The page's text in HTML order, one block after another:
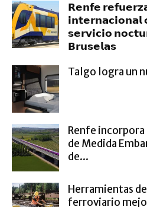
𝗥𝗲𝗻𝗳𝗲
𝘀𝗲𝗿𝘃𝗶𝗰𝗶𝗼
𝗕𝗿𝘂𝘀𝗲𝗹𝗮𝘀
Talgo logra un
Renfe
de Medida
de...
Herramientas
ferroviario